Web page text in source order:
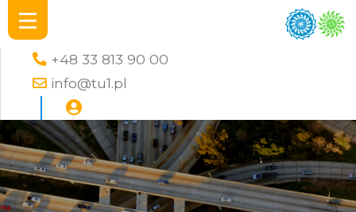
+48 33 813 90 00
info@tu1.pl